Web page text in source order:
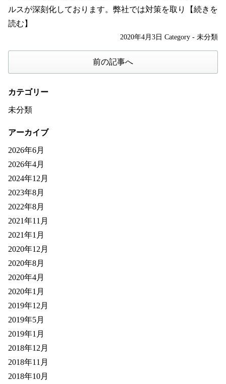
ルスが深刻化しております。弊社では対策を取り
【続きを
読む】
2020年4月3日 Category - 未分類
前の記事へ
カテゴリー
未分類
アーカイブ
2026年6月
2026年4月
2024年12月
2023年8月
2022年8月
2021年11月
2021年1月
2020年12月
2020年8月
2020年4月
2020年1月
2019年12月
2019年5月
2019年1月
2018年12月
2018年11月
2018年10月